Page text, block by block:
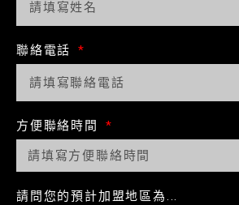
聯絡電話
方便聯絡時間
請問您的預計加盟地區為...